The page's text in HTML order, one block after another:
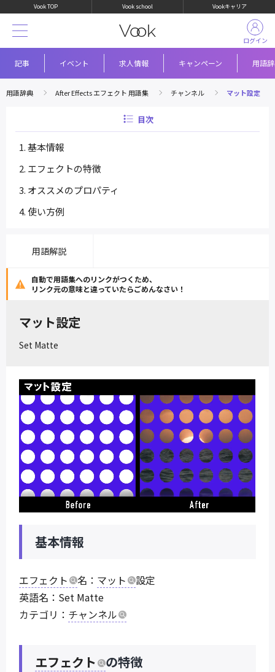
Vook TOP Vook school Vookキャリア
記事 イベント 求人情報 キャンペーン 用語
ログイン
用語辞典 After Effects エフェクト 用語集 チャンネル マット設定
目次
基本情報
エフェクトの特徴
オススメのプロパティ
使い方例
用語解説
自動で用語集へのリンクがつくため、
リンク元の意味と違っていたらごめんなさい！
マット設定
Set Matte
基本情報
エフェクト 名： マット
設定
英語名：Set Matte
カテゴリ： チャンネル
エフェクト の特徴